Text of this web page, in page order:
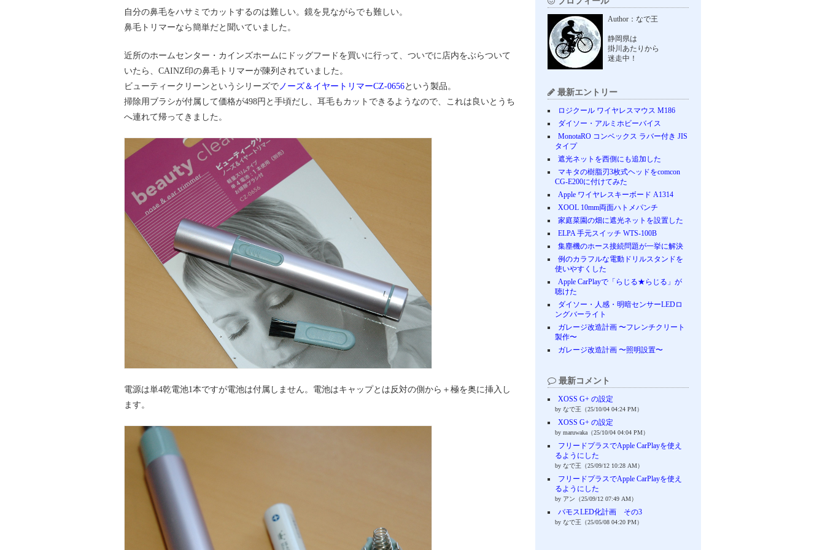
自分の鼻毛をハサミでカットするのは難しい。鏡を見ながらでも難しい。
鼻毛トリマーなら簡単だと聞いていました。
近所のホームセンター・カインズホームにドッグフードを買いに行って、ついでに店内をぶらついて
いたら、CAINZ印の鼻毛トリマーが陳列されていました。
ビューティークリーンというシリーズで ノーズ＆イヤートリマーCZ-0656という製品。
掃除用ブラシが付属して価格が498円と手頃だし、耳毛もカットできるようなので、これは良いとうち
へ連れて帰ってきました。
電源は単4乾電池1本ですが電池は付属しません。電池はキャップとは反対の側から＋極を奥に挿入し
ます。
Author：なで王
静岡県は
掛川あたりから
迷走中！
最新エントリー
ロジクール ワイヤレスマウス M186
ダイソー・アルミホビーバイス
MonotaRO コンベックス ラバー付き JIS
タイプ
遮光ネットを西側にも追加した
マキタの樹脂刃3枚式ヘッドをcomcon
CG-E200に付けてみた
Apple ワイヤレスキーボード A1314
XOOL 10mm両面ハトメパンチ
家庭菜園の畑に遮光ネットを設置した
ELPA 手元スイッチ WTS-100B
集塵機のホース接続問題が一挙に解決
例のカラフルな電動ドリルスタンドを
使いやすくした
Apple CarPlayで「らじる★らじる」が
聴けた
ダイソー・人感・明暗センサーLEDロ
ングバーライト
ガレージ改造計画 〜フレンチクリート
製作〜
ガレージ改造計画 〜照明設置〜
最新コメント
XOSS G+ の設定
by なで王（25/10/04 04:24 PM）
XOSS G+ の設定
by maruwaka（25/10/04 04:04 PM）
フリードプラスでApple CarPlayを使え
るようにした
by なで王（25/09/12 10:28 AM）
フリードプラスでApple CarPlayを使え
るようにした
by アン（25/09/12 07:49 AM）
バモスLED化計画 その3
by なで王（25/05/08 04:20 PM）